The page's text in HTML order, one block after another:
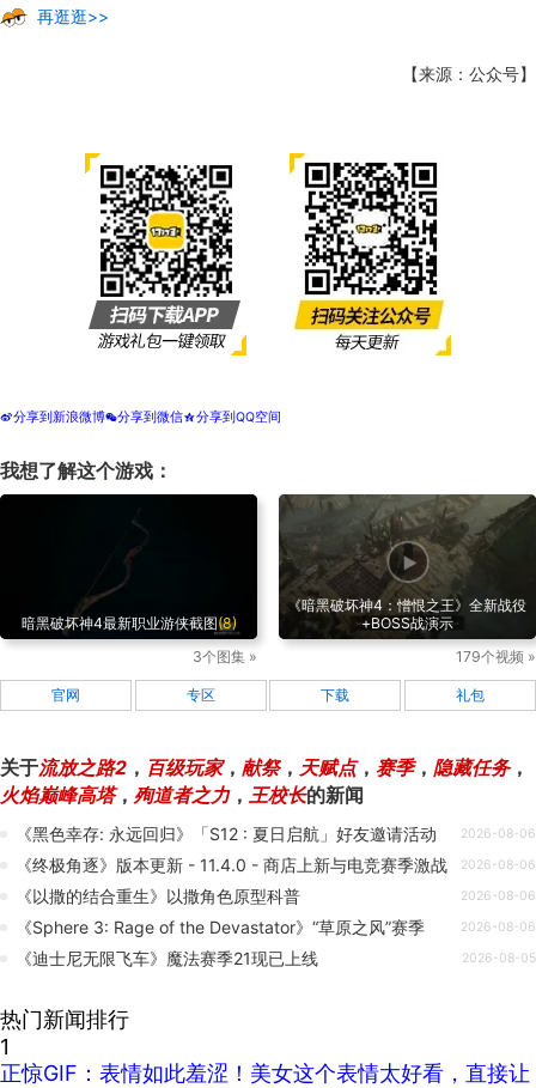
再逛逛>>
【来源：公众号】
t分享到新浪微博w分享到微信z分享到QQ空间
我想了解这个游戏：
暗黑破坏神4最新职业游侠截图(8)
3个图集 »
《暗黑破坏神4：憎恨之王》全新战役
+BOSS战演示
179个视频 »
官网 专区 下载 礼包
关于流放之路2 ， 百级玩家， 献祭， 天赋点， 赛季， 隐藏任务，
火焰巅峰高塔， 殉道者之力， 王校长的新闻
《黑色幸存: 永远回归》「S12 : 夏日启航」好友邀请活动 2026-08-06
《终极角逐》版本更新 - 11.4.0 - 商店上新与电竞赛季激战 2026-08-06
《以撒的结合重生》以撒角色原型科普 2026-08-06
《Sphere 3: Rage of the Devastator》“草原之风”赛季 2026-08-06
《迪士尼无限飞车》魔法赛季21现已上线 2026-08-05
热门新闻排行
1
正惊GIF：表情如此羞涩！美女这个表情太好看，直接让